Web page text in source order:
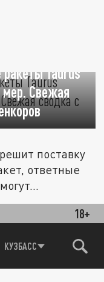
18+
КУЗБАСС
Taurus
мер. Свежая
поставку
ответные